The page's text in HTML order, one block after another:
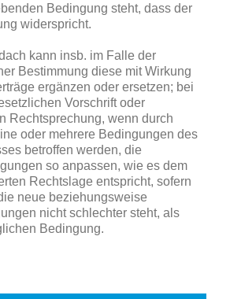
Bedingung steht, dass der
widerspricht.
kann insb. im Falle der
Bestimmung diese mit Wirkung
ergänzen oder ersetzen; bei
Vorschrift oder
Rechtsprechung, wenn durch
oder mehrere Bedingungen des
betroffen werden, die
so anpassen, wie es dem
Rechtslage entspricht, sofern
neue beziehungsweise
nicht schlechter steht, als
Bedingung.